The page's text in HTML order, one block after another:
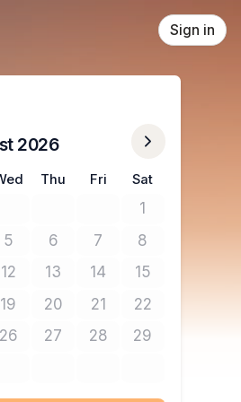
Sign in
2026
Thu Fri Sat
1No tickets
available
5No tickets available
6No tickets available
7No tickets available
8No tickets
available
12No tickets available
13No tickets available
14No tickets available
15No tickets
available
19No tickets available
20No tickets available
21No tickets available
22No tickets
available
26No tickets available
27No tickets available
28No tickets available
29No tickets